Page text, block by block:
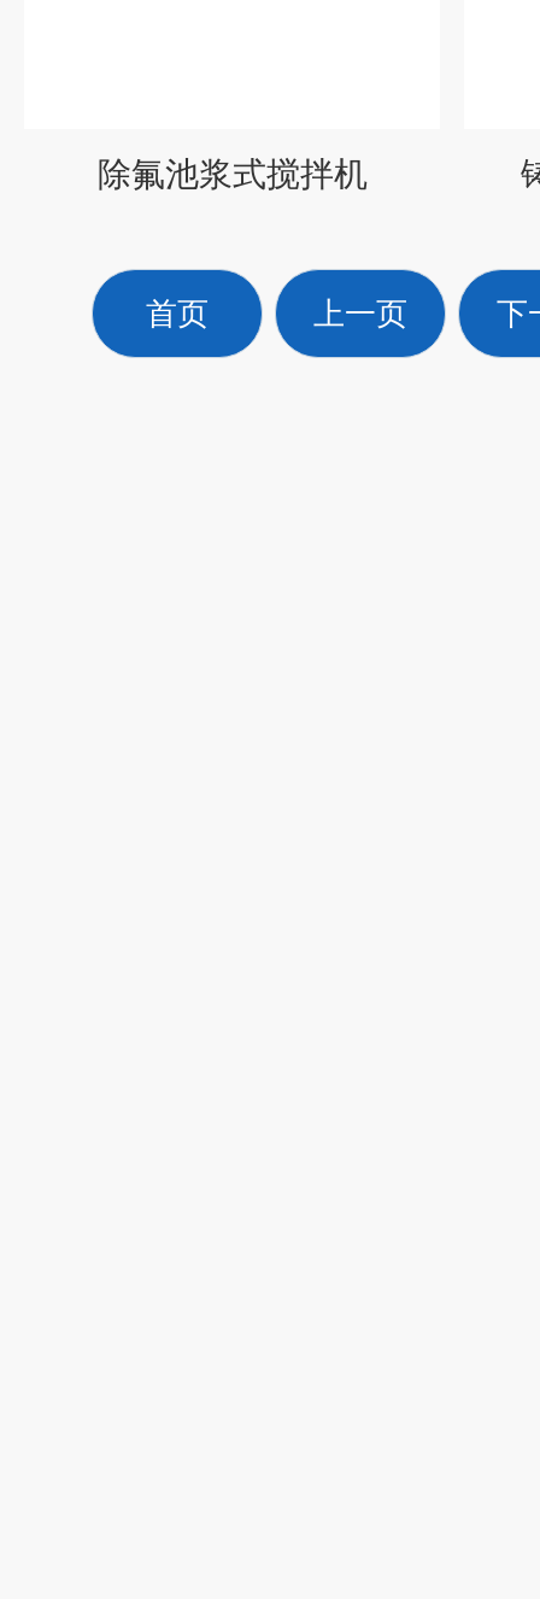
除氟池浆式搅拌机
首页 上一页 下